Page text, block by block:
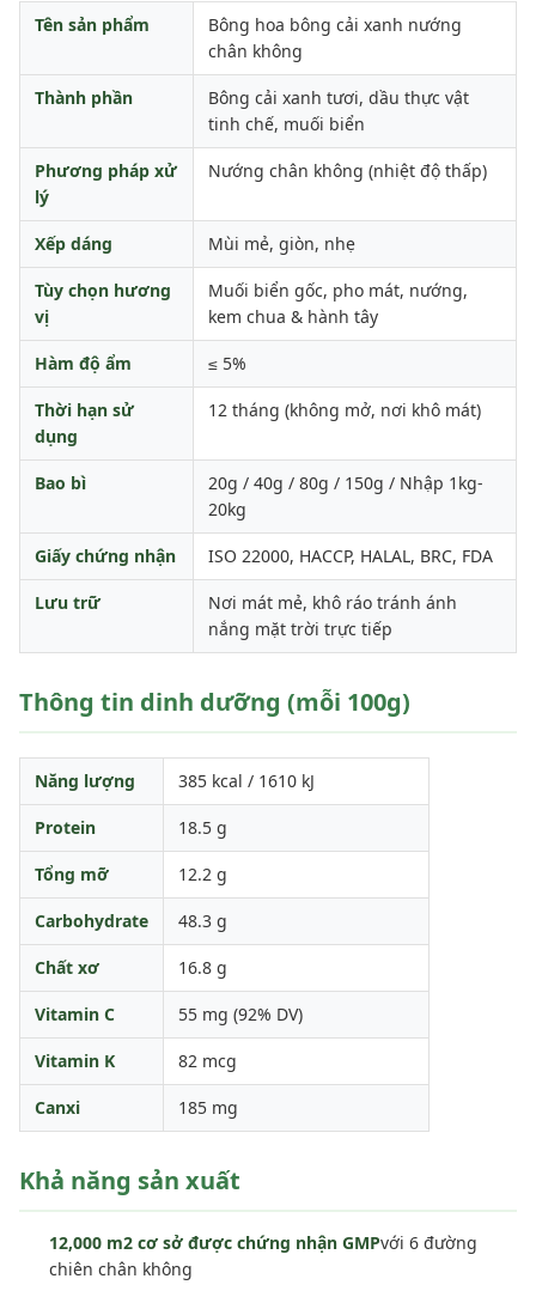
Tên sản phẩm
Bông hoa bông cải xanh nướng
chân không
Thành phần
Bông cải xanh tươi, dầu thực vật
tinh chế, muối biển
Phương pháp xử
lý
Nướng chân không (nhiệt độ thấp)
Xếp dáng Mùi mẻ, giòn, nhẹ
Tùy chọn hương
vị
Muối biển gốc, pho mát, nướng,
kem chua & hành tây
Hàm độ ẩm ≤ 5%
Thời hạn sử
dụng
12 tháng (không mở, nơi khô mát)
Bao bì
20g / 40g / 80g / 150g / Nhập 1kg-
20kg
Giấy chứng nhận ISO 22000, HACCP, HALAL, BRC, FDA
Lưu trữ
Nơi mát mẻ, khô ráo tránh ánh
nắng mặt trời trực tiếp
Thông tin dinh dưỡng (mỗi 100g)
Năng lượng 385 kcal / 1610 kJ
Protein 18.5 g
Tổng mỡ 12.2 g
Carbohydrate 48.3 g
Chất xơ 16.8 g
Vitamin C 55 mg (92% DV)
Vitamin K 82 mcg
Canxi 185 mg
Khả năng sản xuất
12,000 m2 cơ sở được chứng nhận GMPvới 6 đường
chiên chân không